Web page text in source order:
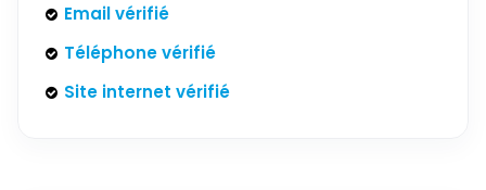
Email vérifié
Téléphone vérifié
Site internet vérifié